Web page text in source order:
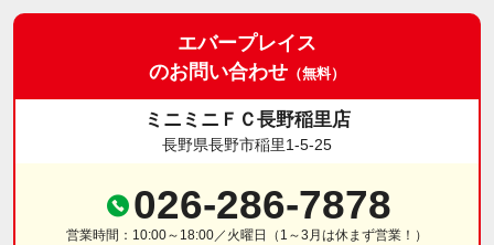
エバープレイス
のお問い合わせ （無料）
ミニミニＦＣ長野稲里店
長野県長野市稲里1-5-25
026-286-7878
営業時間：10:00～18:00／火曜日（1～3月は休まず営業！）